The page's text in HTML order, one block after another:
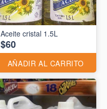
Aceite cristal 1.5L
$60
AÑADIR AL CARRITO